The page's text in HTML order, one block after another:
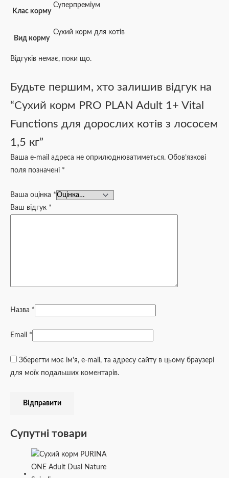
Клас корму
Суперпреміум
Вид корму
Сухий корм для котів
Відгуків немає, поки що.
Будьте першим, хто залишив відгук на
“Сухий корм PRO PLAN Adult 1+ Vital
Functions для дорослих котів з лососем
1,5 кг”
Ваша e-mail адреса не оприлюднюватиметься. Обов’язкові
поля позначені *
Ваша оцінка *
Ваш відгук *
Назва *
Email *
Зберегти моє ім'я, e-mail, та адресу сайту в цьому браузері
для моїх подальших коментарів.
Супутні товари